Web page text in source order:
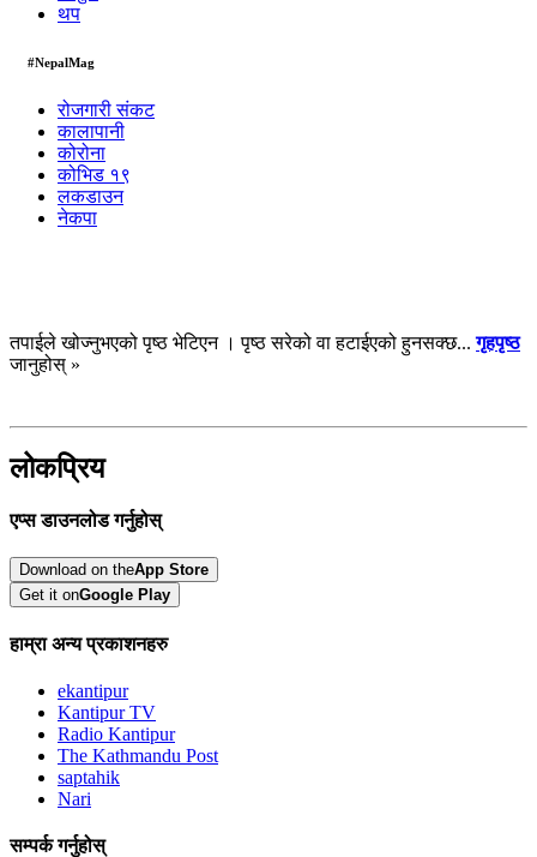
थप
#NepalMag
रोजगारी संकट
कालापानी
कोरोना
कोभिड १९
लकडाउन
नेकपा
तपाईले खोज्नुभएको पृष्ठ भेटिएन । पृष्ठ सरेको वा हटाईएको हुनसक्छ...गृहपृष्ठ
जानुहोस् »
लोकप्रिय
एप्स डाउनलोड गर्नुहोस्
Download on theApp Store
Get it onGoogle Play
हाम्रा अन्य प्रकाशनहरु
ekantipur
Kantipur TV
Radio Kantipur
The Kathmandu Post
saptahik
Nari
सम्पर्क गर्नुहोस्